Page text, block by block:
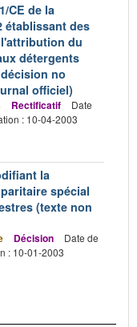
CE de la
établissant des
du
détergents
no
officiel)
Rectificatif
Date
: 10-04-2003
la
spécial
(texte non
Décision
Date de
: 10-01-2003